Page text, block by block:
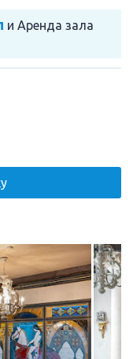
и Аренда зала